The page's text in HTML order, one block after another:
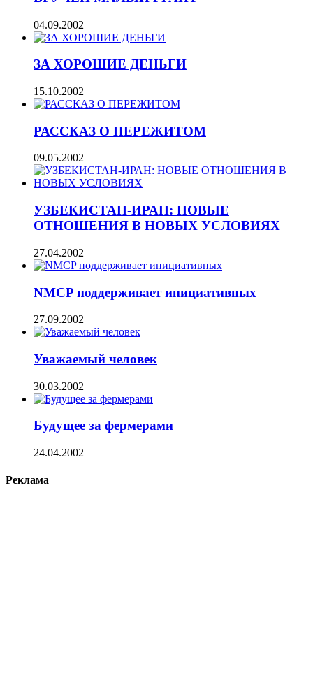
04.09.2002
ЗА ХОРОШИЕ ДЕНЬГИ
15.10.2002
РАССКАЗ О ПЕРЕЖИТОМ
09.05.2002
УЗБЕКИСТАН-ИРАН: НОВЫЕ
ОТНОШЕНИЯ В НОВЫХ УСЛОВИЯХ
27.04.2002
NMCP поддерживает инициативных
27.09.2002
Уважаемый человек
30.03.2002
Будущее за фермерами
24.04.2002
Реклама